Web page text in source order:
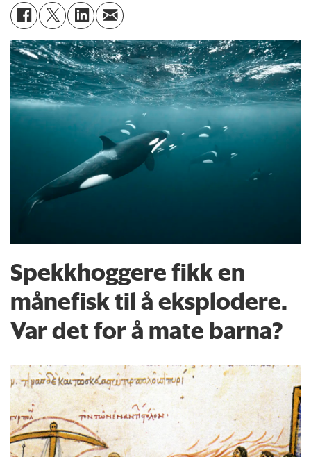
Spekkhoggere fikk en
månefisk til å eksplodere.
Var det for å mate barna?